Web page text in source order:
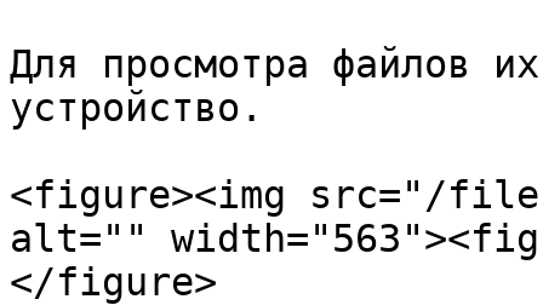
Для просмотра файлов
устройство.
<figure><img src="/files/
alt=""
</figure>